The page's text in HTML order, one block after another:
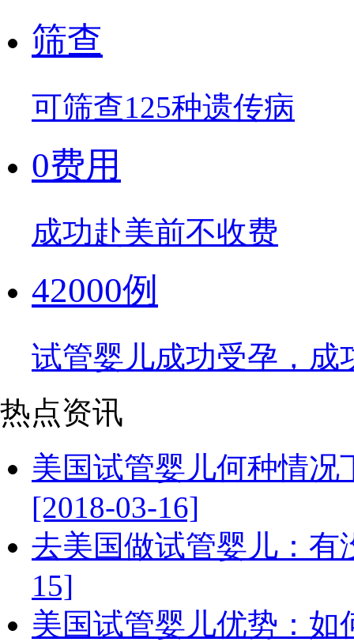
筛查
可筛查125种遗传病
0费用
成功赴美前不收费
42000例
试管婴儿成功受孕，成
热点资讯
美国试管婴儿何种情况
[2018-03-16]
去美国做试管婴儿：有
15]
美国试管婴儿优势：如